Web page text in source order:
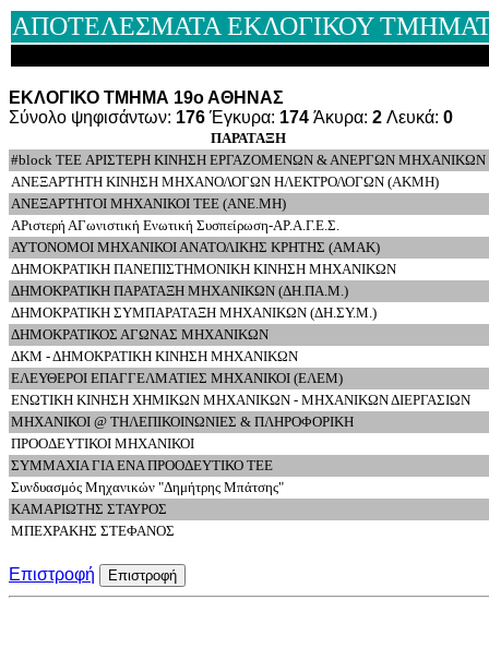
ΑΠΟΤΕΛΕΣΜΑΤΑ ΕΚΛΟΓΙΚΟΥ
ΕΚΛΟΓΙΚΟ ΤΜΗΜΑ 19ο ΑΘΗΝΑΣ
Σύνολο ψηφισάντων: 176 Έγκυρα: 174 Άκυρα: 2 Λευκά: 0
ΠΑΡΑΤΑΞΗ
#block TEE ΑΡΙΣΤΕΡΗ ΚΙΝΗΣΗ ΕΡΓΑΖΟΜΕΝΩΝ & ΑΝΕΡΓΩΝ ΜΗΧΑΝΙΚΩΝ
ΑΝΕΞΑΡΤΗΤΗ ΚΙΝΗΣΗ ΜΗΧΑΝΟΛΟΓΩΝ ΗΛΕΚΤΡΟΛΟΓΩΝ (ΑΚΜΗ)
ΑΝΕΞΑΡΤΗΤΟΙ ΜΗΧΑΝΙΚΟΙ ΤΕΕ (ΑΝΕ.ΜΗ)
ΑΡιστερή ΑΓωνιστική Ενωτική Συσπείρωση-ΑΡ.Α.Γ.Ε.Σ.
ΑΥΤΟΝΟΜΟΙ ΜΗΧΑΝΙΚΟΙ ΑΝΑΤΟΛΙΚΗΣ ΚΡΗΤΗΣ (ΑΜΑΚ)
ΔΗΜΟΚΡΑΤΙΚΗ ΠΑΝΕΠΙΣΤΗΜΟΝΙΚΗ ΚΙΝΗΣΗ ΜΗΧΑΝΙΚΩΝ
ΔΗΜΟΚΡΑΤΙΚΗ ΠΑΡΑΤΑΞΗ ΜΗΧΑΝΙΚΩΝ (ΔΗ.ΠΑ.Μ.)
ΔΗΜΟΚΡΑΤΙΚΗ ΣΥΜΠΑΡΑΤΑΞΗ ΜΗΧΑΝΙΚΩΝ (ΔΗ.ΣΥ.Μ.)
ΔΗΜΟΚΡΑΤΙΚΟΣ ΑΓΩΝΑΣ ΜΗΧΑΝΙΚΩΝ
ΔΚΜ - ΔΗΜΟΚΡΑΤΙΚΗ ΚΙΝΗΣΗ ΜΗΧΑΝΙΚΩΝ
ΕΛΕΥΘΕΡΟΙ ΕΠΑΓΓΕΛΜΑΤΙΕΣ ΜΗΧΑΝΙΚΟΙ (ΕΛΕΜ)
ΕΝΩΤΙΚΗ ΚΙΝΗΣΗ ΧΗΜΙΚΩΝ ΜΗΧΑΝΙΚΩΝ - ΜΗΧΑΝΙΚΩΝ ΔΙΕΡΓΑΣΙΩΝ
ΜΗΧΑΝΙΚΟΙ @ ΤΗΛΕΠΙΚΟΙΝΩΝΙΕΣ & ΠΛΗΡΟΦΟΡΙΚΗ
ΠΡΟΟΔΕΥΤΙΚΟΙ ΜΗΧΑΝΙΚΟΙ
ΣΥΜΜΑΧΙΑ ΓΙΑ ΕΝΑ ΠΡΟΟΔΕΥΤΙΚΟ ΤΕΕ
Συνδυασμός Μηχανικών "Δημήτρης Μπάτσης"
ΚΑΜΑΡΙΩΤΗΣ ΣΤΑΥΡΟΣ
ΜΠΕΧΡΑΚΗΣ ΣΤΕΦΑΝΟΣ
Επιστροφή